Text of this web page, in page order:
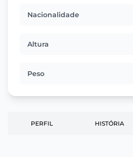
Nacionalidade
Altura
Peso
PERFIL HISTÓRIA